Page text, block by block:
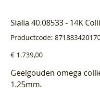
Sialia 40.08533 - 14K
Productcode: Productcode
8718834201709
Prijs
€ 1.739,00
Geelgouden omega
1.25mm.